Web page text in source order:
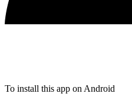
To install this app on Android